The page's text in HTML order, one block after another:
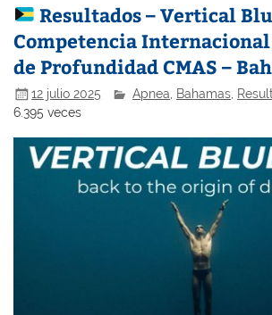
Resultados – Vertical
Competencia Internacional
de Profundidad CMAS –
12 julio 2025 Apnea Bahamas
6.395 veces